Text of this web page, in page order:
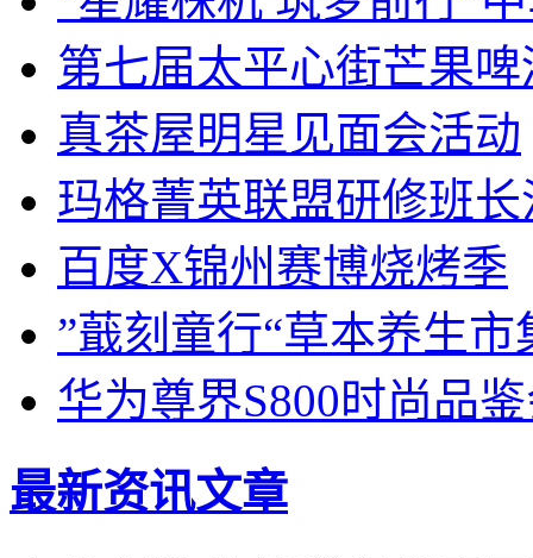
第七届太平心街芒果啤
真茶屋明星见面会活动
玛格菁英联盟研修班长
百度X锦州赛博烧烤季
”蕺刻童行“草本养生市
华为尊界S800时尚品
最新资讯文章